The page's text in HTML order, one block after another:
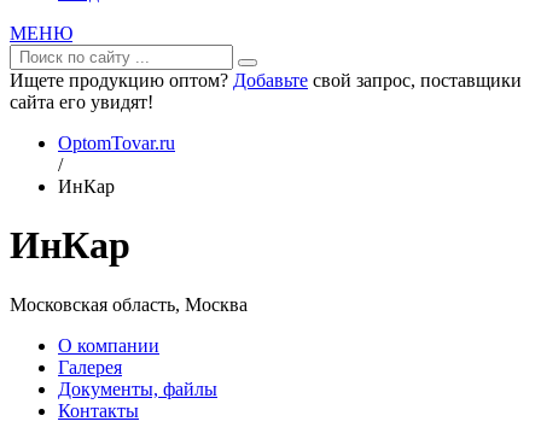
МЕНЮ
Ищете продукцию оптом? Добавьте свой запрос, поставщики
сайта его увидят!
OptomTovar.ru
/
ИнКар
ИнКар
Московская область, Москва
О компании
Галерея
Документы, файлы
Контакты